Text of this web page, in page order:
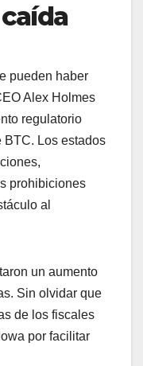
pueden haber
Alex Holmes
regulatorio
BTC. Los estados
prohibiciones
al
un aumento
Sin olvidar que
de los fiscales
por facilitar